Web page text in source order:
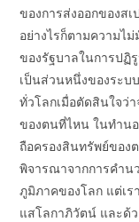
ของการส่งออกของส
อย่างไรก็ตามความไ
ของรัฐบาลในการปฏิ
เป็นส่วนหนึ่งของระ
ทั่วโลกเมื่อตัดสินใจว่
ของตนที่ไหน ในทำน
ถือครองสินทรัพย์ของ
พิจารณาจากการคำ
ภูมิภาคของโลก แต่เร
แสโลกาภิวัตน์ และด้